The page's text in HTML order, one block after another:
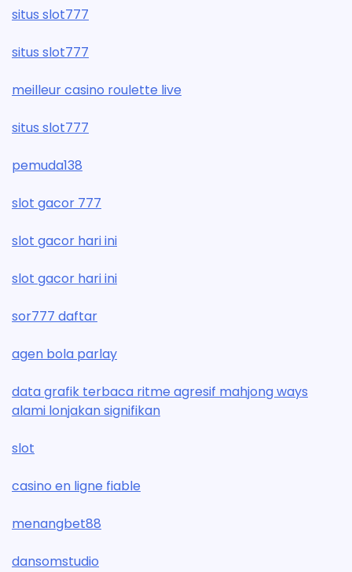
situs slot777
situs slot777
meilleur casino roulette live
situs slot777
pemuda138
slot gacor 777
slot gacor hari ini
slot gacor hari ini
sor777 daftar
agen bola parlay
data grafik terbaca ritme agresif mahjong ways
alami lonjakan signifikan
slot
casino en ligne fiable
menangbet88
dansomstudio